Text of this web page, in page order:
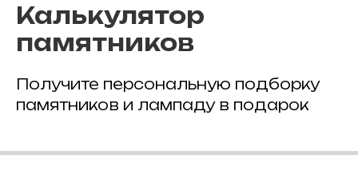
Калькулятор
памятников
Получите персональную подборку
памятников и лампаду в подарок